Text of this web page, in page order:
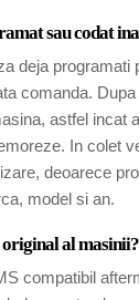
sau codat
deja programati
comanda.
astfel incat
In colet
deoarece
model si an.
al masinii?
compatibil